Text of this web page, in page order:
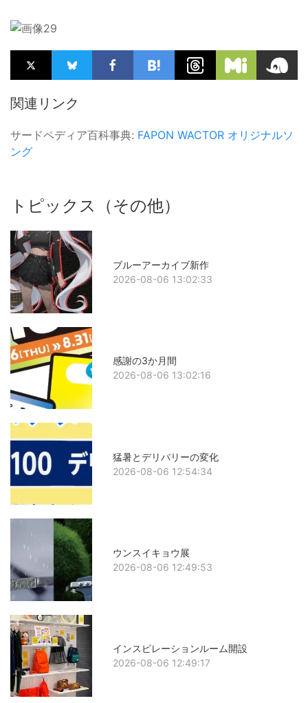
関連リンク
サードペディア百科事典: FAPON WACTOR オリジナルソ
ング
トピックス（その他）
ブルーアーカイブ新作
2026-08-06 13:02:33
感謝の3か月間
2026-08-06 13:02:16
猛暑とデリバリーの変化
2026-08-06 12:54:34
ウンスイキョウ展
2026-08-06 12:49:53
インスピレーションルーム開設
2026-08-06 12:49:17